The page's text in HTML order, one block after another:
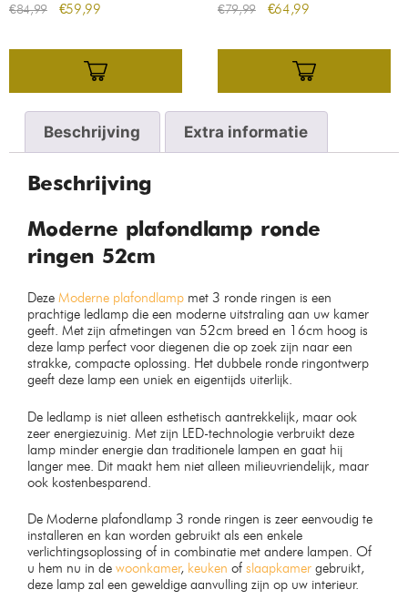
€84,99 €59,99 €79,99 €64,99
Beschrijving Extra informatie
Beschrijving
Moderne plafondlamp ronde
ringen 52cm
Deze Moderne plafondlamp met 3 ronde ringen is een
prachtige ledlamp die een moderne uitstraling aan uw kamer
geeft. Met zijn afmetingen van 52cm breed en 16cm hoog is
deze lamp perfect voor diegenen die op zoek zijn naar een
strakke, compacte oplossing. Het dubbele ronde ringontwerp
geeft deze lamp een uniek en eigentijds uiterlijk.
De ledlamp is niet alleen esthetisch aantrekkelijk, maar ook
zeer energiezuinig. Met zijn LED-technologie verbruikt deze
lamp minder energie dan traditionele lampen en gaat hij
langer mee. Dit maakt hem niet alleen milieuvriendelijk, maar
ook kostenbesparend.
De Moderne plafondlamp 3 ronde ringen is zeer eenvoudig te
installeren en kan worden gebruikt als een enkele
verlichtingsoplossing of in combinatie met andere lampen. Of
u hem nu in de woonkamer, keuken of slaapkamer gebruikt,
deze lamp zal een geweldige aanvulling zijn op uw interieur.